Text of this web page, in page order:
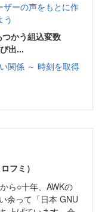
ザーの声をもとに作
う
かう組込変数
出...
関係 ～ 時刻を取得
フミ）
ら○十年、AWKの
余って「日本 GNU